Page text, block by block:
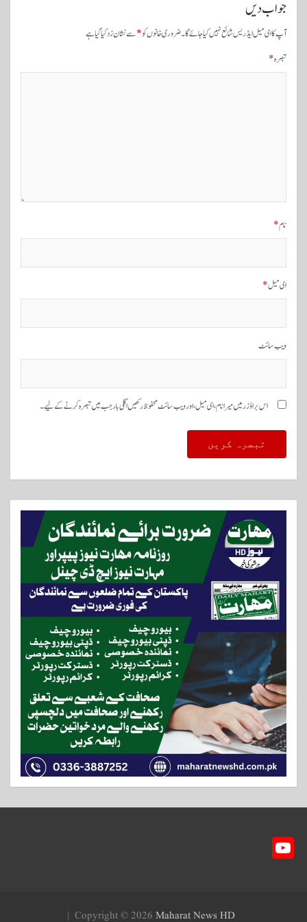
ن
جواب دیں
آپ کا ای میل ایڈریس شائع نہیں کیا جائے گا۔ضروری خانوں کو*سے نشان زد کیا گیا ہے
تبصرہ*
نام*
ای میل*
ویب‌ سائٹ
اس براؤزر میں میرا نام، ای میل، اور ویب سائٹ محفوظ رکھیں اگلی بار جب میں تبصرہ کرنے کےلیے۔
Copyright © 2026 Maharat News HD